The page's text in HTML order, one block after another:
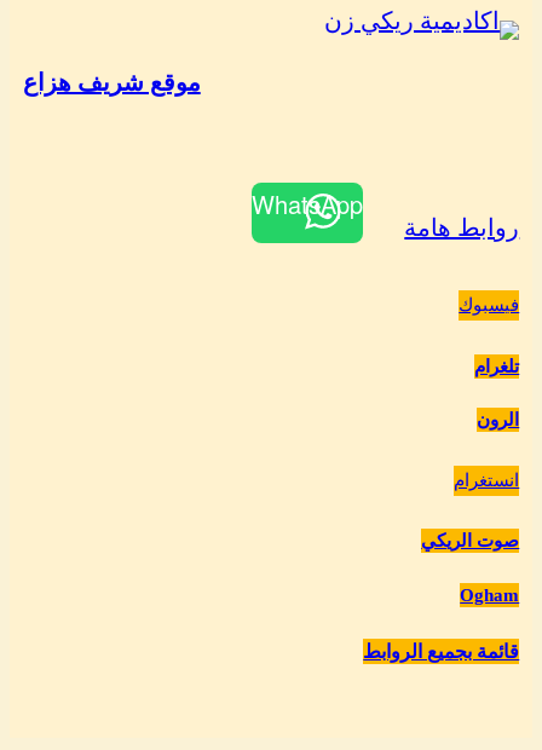
موقع شريف هزاع
روابط هامة
فيسبوك
تلغرام
الرون
انستغرام
صوت الريكي
Ogham
قائمة بجميع الروابط
WhatsApp